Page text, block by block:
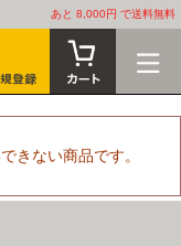
あと 8,000円 で送料無料
きない商品です。